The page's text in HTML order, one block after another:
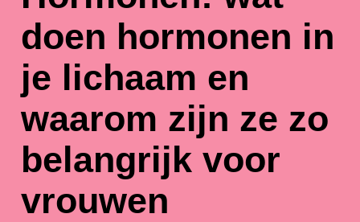
doen hormonen in
je lichaam en
waarom zijn ze zo
belangrijk voor
vrouwen